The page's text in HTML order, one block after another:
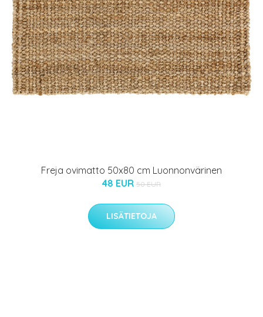
Freja ovimatto 50x80 cm Luonnonvärinen
48 EUR 50 EUR
LISÄTIETOJA